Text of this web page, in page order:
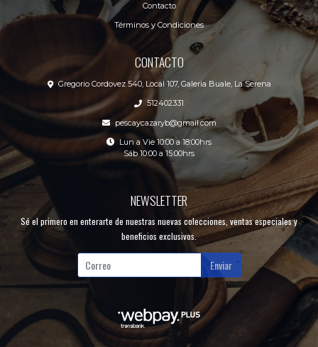
Contacto
Términos y Condiciones
CONTACTO
Gregorio Cordovez 540, Local 107, Galeria Buale, La Serena
512402331
pescaycazaryb@gmail.com
Lun a Vie 10:00 a 18:00hrs
Sáb 10:00 a 15:00hrs
NEWSLETTER
Sé el primero en enterarte de nuestras nuevas colecciones, ventas especiales y
beneficios exclusivos.
Enviar